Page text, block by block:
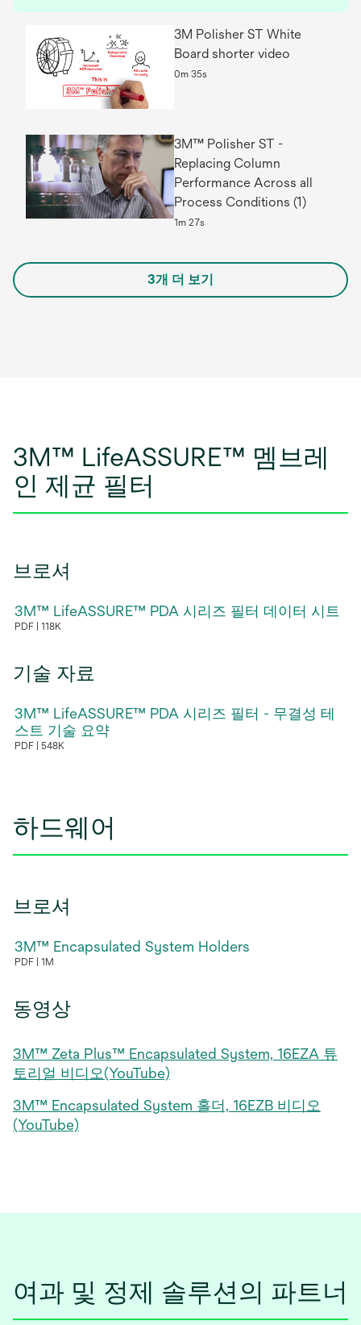
3M Polisher ST White
Board shorter video
0m 35s
3M™ Polisher ST -
Replacing Column
Performance Across all
Process Conditions (1)
1m 27s
3개 더 보기
3M™ LifeASSURE™ 멤브레
인 제균 필터
브로셔
3M™ LifeASSURE™ PDA 시리즈 필터 데이터 시트
PDF 118K
에
열
림
기술 자료
3M™ LifeASSURE™ PDA 시리즈 필터 - 무결성 테
스트 기술 요약
PDF 548K
서
열
림
하드웨어
브로셔
3M™ Encapsulated System Holders
PDF 1M
탭
에
열
림
동영상
3M™ Zeta Plus™ Encapsulated System, 16EZA 튜
토리얼 비디오(YouTube)
3M™ Encapsulated System 홀더, 16EZB 비디오
(YouTube)
여과 및 정제 솔루션의 파트너